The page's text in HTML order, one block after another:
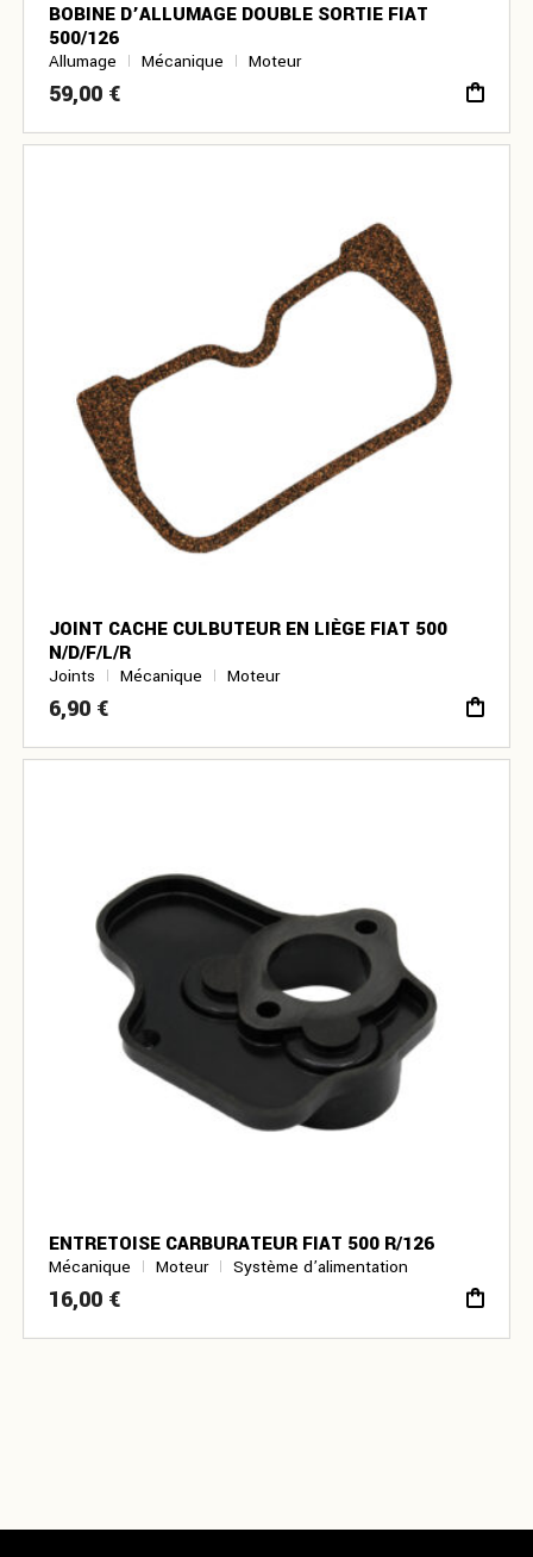
BOBINE D’ALLUMAGE DOUBLE SORTIE FIAT
500/126
Allumage Mécanique Moteur
59,00 €
JOINT CACHE CULBUTEUR EN LIÈGE FIAT 500
N/D/F/L/R
Joints Mécanique Moteur
6,90 €
ENTRETOISE CARBURATEUR FIAT 500 R/126
Mécanique Moteur Système d’alimentation
16,00 €